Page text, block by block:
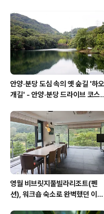
안양·분당 도심 속의 옛 숲길 '하오
개길' - 안양·분당 드라이브 코스
영월 비브릿지풀빌라리조트(펜
션), 워크숍 숙소로 완벽했던 이유